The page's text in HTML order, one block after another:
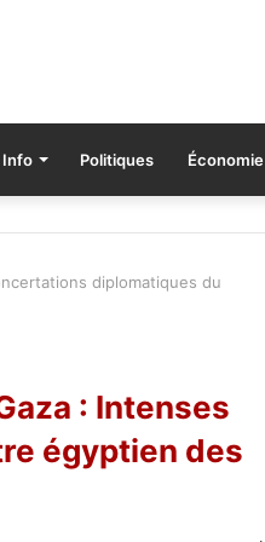
Info Politiques Économie
diplomatiques du
: Intenses
égyptien des